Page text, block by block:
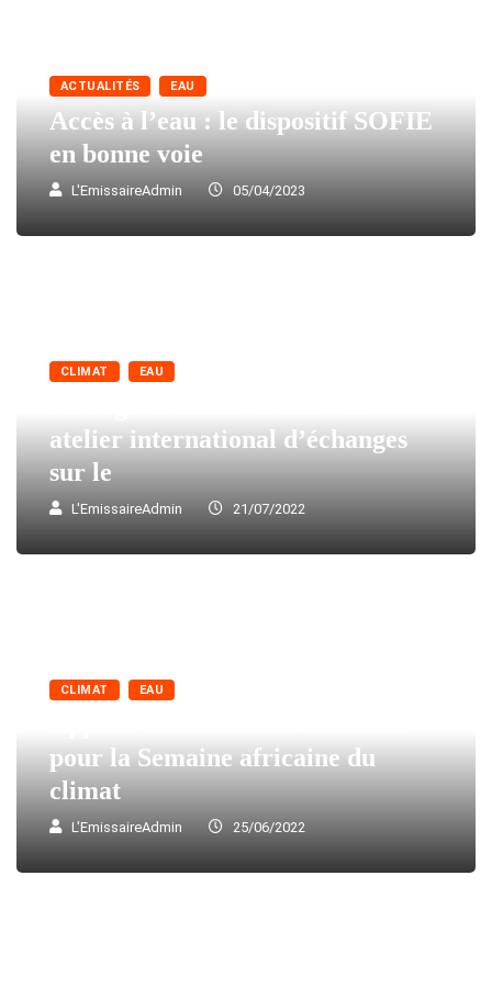
ACTUALITÉS EAU
Accès à l’eau : le dispositif SOFIE
en bonne voie
L'EmissaireAdmin 05/04/2023
CLIMAT EAU
atelier international d’échanges
sur le
L'EmissaireAdmin 21/07/2022
CLIMAT EAU
pour la Semaine africaine du
climat
L'EmissaireAdmin 25/06/2022